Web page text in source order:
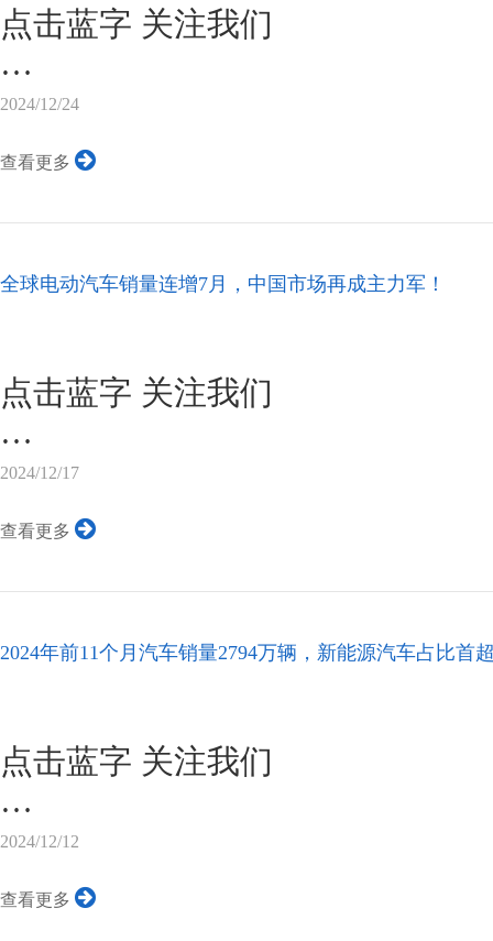
漆，使用上的不便性依然存在，
漆使用上的种种困扰，可选择自
线圈固定用之材料。
点击蓝字 关注我们
继AC7801x、AC7840x等MCU芯
26262 ASIL B功能安全产品认证
科技MCU产品线日前再传喜讯：
科学专家UL Solutions认证 ，杰
认证，并于日前在深圳举行了颁
动。
根据本次产品认证，AC78...
2024/12/24
查看更多
全球电动汽车销量连增7月，中国市场再成主力军！
点击蓝字 关注我们
12月13日，据路透社消息，市场
布最新数据显示，2023年11月份
混合动力汽车销量实现了连续第
幅高达32%，并连续第三个月刷
费者对清洁能源汽车的持续青睐
中国再次成为全球电动汽车销量
量占比接近全球总量的70%。与
车销量同比增长了50%，达到了
2024/12/17
查看更多
2024年前11个月汽车销量2794万辆，新能源汽车占比首
点击蓝字 关注我们
12月11日，中汽协发布了最新一
今年11月，我国汽车产销分别完
辆，环比分别增长14.7%和8.6%
2024/12/12
查看更多